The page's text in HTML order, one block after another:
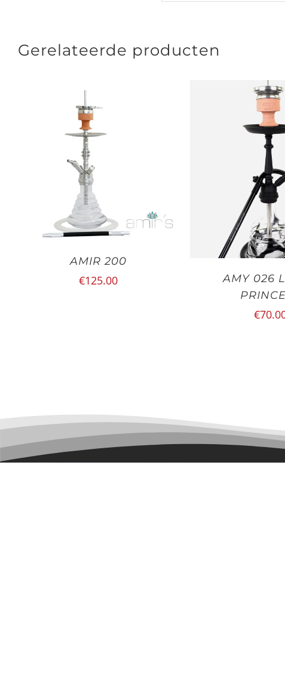
Gerelateerde producten
AMIR 200
€125.00
DIT
PRODUCT
MEERDERE
VARIATIES.
DEZE
OPTIE
GEKOZEN
OP
AMY 026
€